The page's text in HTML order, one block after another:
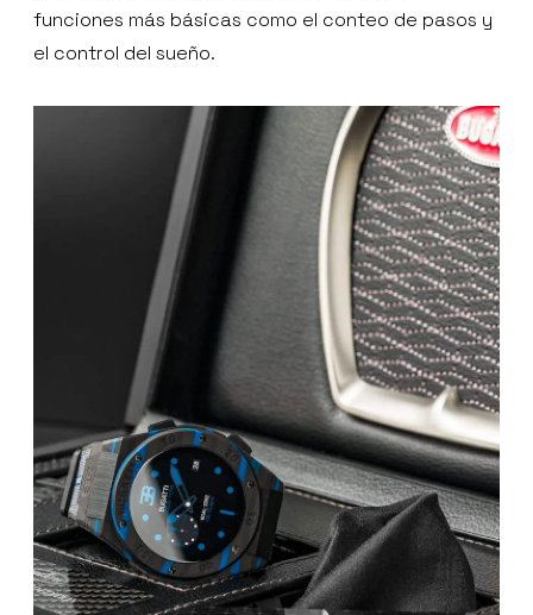
funciones más básicas como el conteo de pasos y
el control del sueño.